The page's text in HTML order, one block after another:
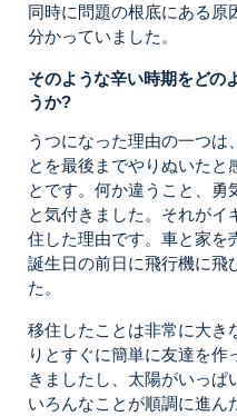
同時に問題の根底にある原
分かっていました。
そのような辛い時期をどの
うか?
うつになった理由の一つは
とを最後までやりぬいたと
とです。何か違うこと、勇
と気付きました。それがイ
住した理由です。車と家を
誕生日の前日に飛行機に飛
た。
移住したことは非常に大き
りとすぐに簡単に友達を
きましたし、太陽がいっぱ
いろんなことが順調に進ん